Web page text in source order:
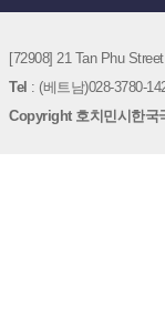
[72908] 21 Tan Phu
Tel : (베트남)028-3780-
Copyright 호치민시한국